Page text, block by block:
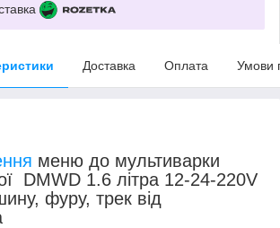
Доставка Оплата Умови
меню до мультиварки
DMWD 1.6 літра 12-24-220V
фуру, трек від